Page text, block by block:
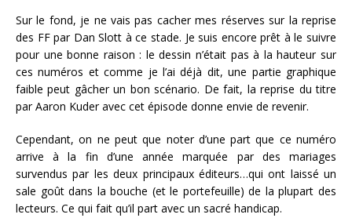
Sur le fond, je ne vais pas cacher mes réserves sur la reprise
des FF par Dan Slott à ce stade. Je suis encore prêt à le suivre
pour une bonne raison : le dessin n’était pas à la hauteur sur
ces numéros et comme je l’ai déjà dit, une partie graphique
faible peut gâcher un bon scénario. De fait, la reprise du titre
par Aaron Kuder avec cet épisode donne envie de revenir.
Cependant, on ne peut que noter d’une part que ce numéro
arrive à la fin d’une année marquée par des mariages
survendus par les deux principaux éditeurs…qui ont laissé un
sale goût dans la bouche (et le portefeuille) de la plupart des
lecteurs. Ce qui fait qu’il part avec un sacré handicap.